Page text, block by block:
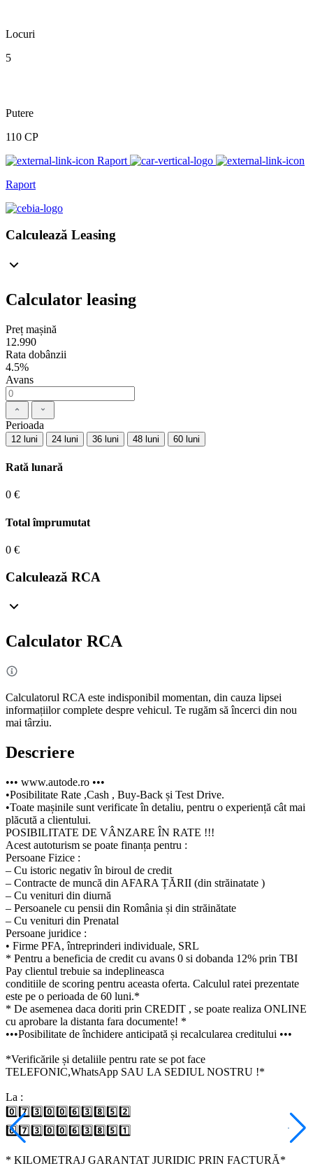
Locuri
5
Putere
110 CP
Raport
Raport
Calculează Leasing
Calculator leasing
Preț mașină
12.990
Rata dobânzii
4.5%
Avans
Perioada
12 luni 24 luni 36 luni 48 luni 60 luni
Rată lunară
0 €
Total împrumutat
0 €
Calculează RCA
Calculator RCA
Calculatorul RCA este indisponibil momentan, din cauza lipsei
informațiilor complete despre vehicul. Te rugăm să încerci din nou
mai târziu.
Descriere
••• www.autode.ro •••
•Posibilitate Rate ,Cash , Buy-Back și Test Drive.
•Toate mașinile sunt verificate în detaliu, pentru o experiență cât mai
plăcută a clientului.
POSIBILITATE DE VÂNZARE ÎN RATE !!!
Acest autoturism se poate finanța pentru :
Persoane Fizice :
– Cu istoric negativ în biroul de credit
– Contracte de muncă din AFARA ȚĂRII (din străinatate )
– Cu venituri din diurnă
– Persoanele cu pensii din România și din străinătate
– Cu venituri din Prenatal
Persoane juridice :
• Firme PFA, întreprinderi individuale, SRL
* Pentru a beneficia de credit cu avans 0 si dobanda 12% prin TBI
Pay clientul trebuie sa indeplineasca
conditiile de scoring pentru aceasta oferta. Calculul ratei prezentate
este pe o perioada de 60 luni.*
* De asemenea daca doriti prin CREDIT , se poate realiza ONLINE
cu aprobare la distanta fara documente! *
•••Posibilitate de închidere anticipată și recalcularea creditului •••
*Verificările și detaliile pentru rate se pot face
TELEFONIC,WhatsApp SAU LA SEDIUL NOSTRU !*
La :
0️⃣7️⃣3️⃣0️⃣0️⃣6️⃣3️⃣8️⃣5️⃣2️⃣
0️⃣7️⃣3️⃣0️⃣0️⃣6️⃣3️⃣8️⃣5️⃣1️⃣
* KILOMETRAJ GARANTAT JURIDIC PRIN FACTURĂ*